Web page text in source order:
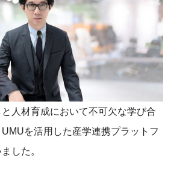
人材育成において不可欠な学び合
を活用した産学連携プラットフ
した。